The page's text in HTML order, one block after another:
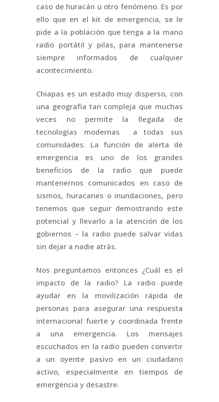
caso de huracán u otro fenómeno. Es por
ello que en el kit de emergencia, se le
pide a la población que tenga a la mano
radio portátil y pilas, para mantenerse
siempre informados de cualquier
acontecimiento.
Chiapas es un estado muy disperso, con
una geografía tan compleja que muchas
veces no permite la llegada de
tecnologías modernas a todas sus
comunidades. La función de alerta de
emergencia es uno de los grandes
beneficios de la radio que puede
mantenernos comunicados en caso de
sismos, huracanes o inundaciones, pero
tenemos que seguir demostrando este
potencial y llevarlo a la atención de los
gobiernos – la radio puede salvar vidas
sin dejar a nadie atrás.
Nos preguntamos entonces ¿Cuál es el
impacto de la radio? La radio puede
ayudar en la movilización rápida de
personas para asegurar una respuesta
internacional fuerte y coordinada frente
a una emergencia. Los mensajes
escuchados en la radio pueden convertir
a un oyente pasivo en un ciudadano
activo, especialmente en tiempos de
emergencia y desastre.